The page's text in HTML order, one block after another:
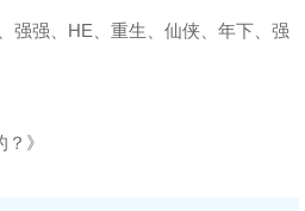
强、HE、重生、仙侠、年下、强
》